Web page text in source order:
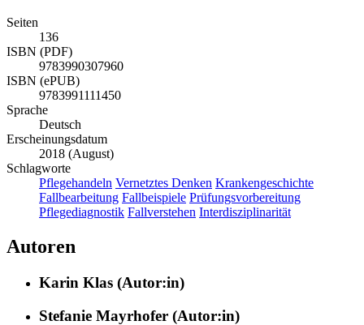
Seiten
136
ISBN (PDF)
9783990307960
ISBN (ePUB)
9783991111450
Sprache
Deutsch
Erscheinungsdatum
2018 (August)
Schlagworte
Pflegehandeln Vernetztes Denken Krankengeschichte
Fallbearbeitung Fallbeispiele Prüfungsvorbereitung
Pflegediagnostik Fallverstehen Interdisziplinarität
Autoren
Karin Klas (Autor:in)
Stefanie Mayrhofer (Autor:in)